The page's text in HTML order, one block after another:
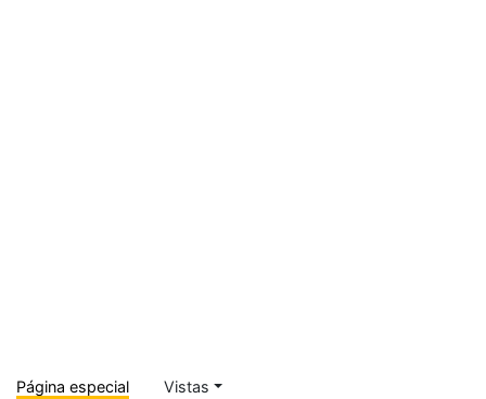
Página especial Vistas